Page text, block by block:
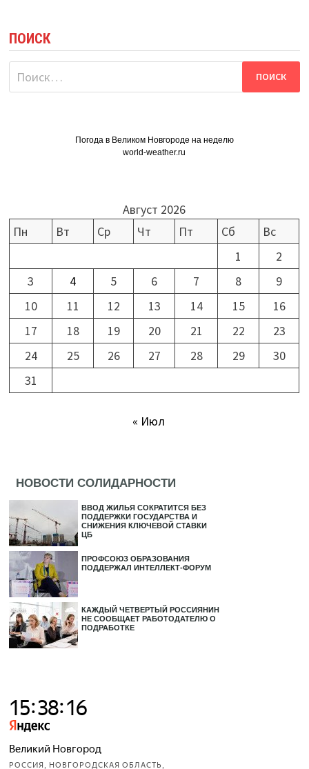
ПОИСК
Найти:
Погода в Великом Новгороде на неделю
world-weather.ru
Август 2026
Пн
Вт Ср Чт Пт Сб
Вс
1
2
3
4 5 6 7 8
9
10
11 12 13 14 15
16
17
18 19 20 21 22
23
24
25 26 27 28 29
30
31
« Июл
НОВОСТИ СОЛИДАРНОСТИ
ВВОД ЖИЛЬЯ СОКРАТИТСЯ БЕЗ
ПОДДЕРЖКИ ГОСУДАРСТВА И
СНИЖЕНИЯ КЛЮЧЕВОЙ СТАВКИ
ЦБ
ПРОФСОЮЗ ОБРАЗОВАНИЯ
ПОДДЕРЖАЛ ИНТЕЛЛЕКТ-ФОРУМ
КАЖДЫЙ ЧЕТВЕРТЫЙ РОССИЯНИН
НЕ СООБЩАЕТ РАБОТОДАТЕЛЮ О
ПОДРАБОТКЕ